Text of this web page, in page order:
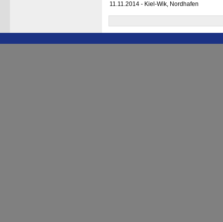
11.11.2014 - Kiel-Wik, Nordhafen